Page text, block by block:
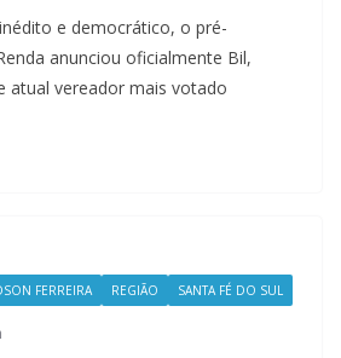
e democrático, o pré-
anunciou oficialmente Bil,
atual vereador mais votado
FERREIRA REGIÃO SANTA FÉ DO SUL